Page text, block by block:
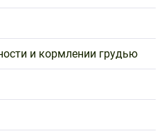
и кормлении грудью